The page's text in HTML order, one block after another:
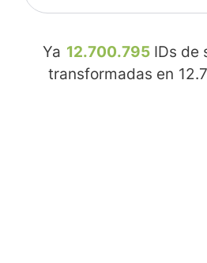
Ya 12.700.795 IDs de
transformadas en